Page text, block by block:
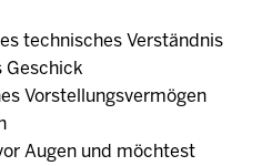
technisches Verständnis
Geschick
Vorstellungsvermögen
Augen und möchtest